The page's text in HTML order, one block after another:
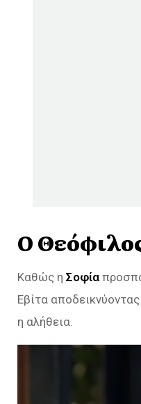
Ο
Καθώς η Σοφία
Εβίτα
η αλήθεια.